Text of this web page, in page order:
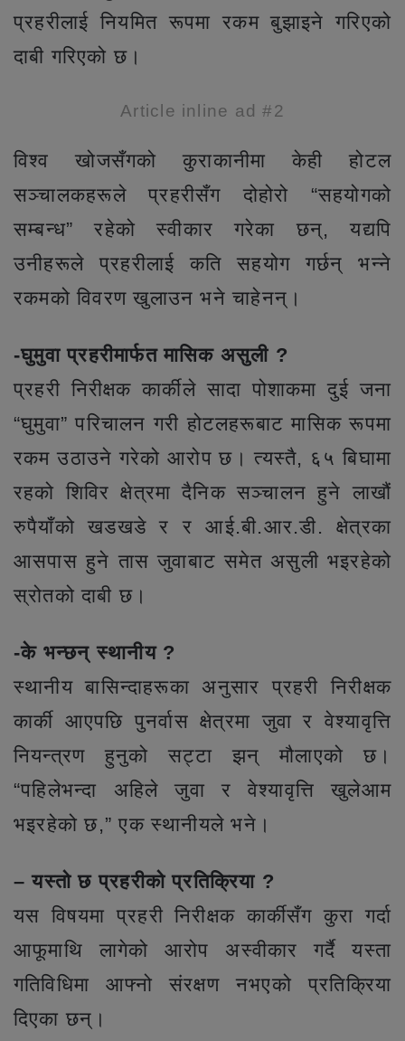
प्रहरीलाई नियमित रूपमा रकम बुझाइने गरिएको
दाबी गरिएको छ।
Article inline ad #2
विश्व खोजसँगको कुराकानीमा केही होटल
सञ्चालकहरूले प्रहरीसँग दोहोरो “सहयोगको
सम्बन्ध” रहेको स्वीकार गरेका छन्, यद्यपि
उनीहरूले प्रहरीलाई कति सहयोग गर्छन् भन्ने
रकमको विवरण खुलाउन भने चाहेनन्।
-घुमुवा प्रहरीमार्फत मासिक असुली ?
प्रहरी निरीक्षक कार्कीले सादा पोशाकमा दुई जना
“घुमुवा” परिचालन गरी होटलहरूबाट मासिक रूपमा
रकम उठाउने गरेको आरोप छ। त्यस्तै, ६५ बिघामा
रहको शिविर क्षेत्रमा दैनिक सञ्चालन हुने लाखौं
रुपैयाँको खडखडे र र आई.बी.आर.डी. क्षेत्रका
आसपास हुने तास जुवाबाट समेत असुली भइरहेको
स्रोतको दाबी छ।
-के भन्छन् स्थानीय ?
स्थानीय बासिन्दाहरूका अनुसार प्रहरी निरीक्षक
कार्की आएपछि पुनर्वास क्षेत्रमा जुवा र वेश्यावृत्ति
नियन्त्रण हुनुको सट्टा झन् मौलाएको छ।
“पहिलेभन्दा अहिले जुवा र वेश्यावृत्ति खुलेआम
भइरहेको छ,” एक स्थानीयले भने।
– यस्तो छ प्रहरीको प्रतिक्रिया ?
यस विषयमा प्रहरी निरीक्षक कार्कीसँग कुरा गर्दा
आफूमाथि लागेको आरोप अस्वीकार गर्दै यस्ता
गतिविधिमा आफ्नो संरक्षण नभएको प्रतिक्रिया
दिएका छन्।